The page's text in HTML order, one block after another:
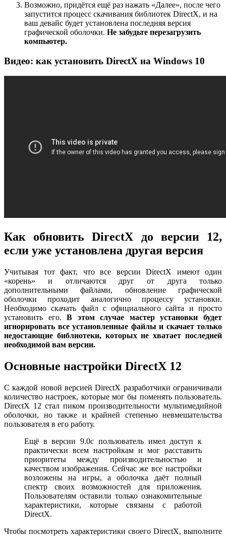
Возможно, придётся ещё раз нажать «Далее», после чего
запустится процесс скачивания библиотек DirectX, и на
ваш девайс будет установлена последняя версия
графической оболочки. Не забудьте перезагрузить
компьютер.
Видео: как установить DirectX на Windows 10
Как обновить DirectX до версии 12,
если уже установлена другая версия
Учитывая тот факт, что все версии DirectX имеют один
«корень» и отличаются друг от друга только
дополнительными файлами, обновление графической
оболочки проходит аналогично процессу установки.
Необходимо скачать файл с официального сайта и просто
установить его.В этом случае мастер установки будет
игнорировать все установленные файлы и скачает только
недостающие библиотеки, которых не хватает последней
необходимой вам версии.
Основные настройки DirectX 12
С каждой новой версией DirectX разработчики ограничивали
количество настроек, которые мог бы поменять пользователь.
DirectX 12 стал пиком производительности мультимедийной
оболочки, но также и крайней степенью невмешательства
пользователя в его работу.
Ещё в версии 9.0с пользователь имел доступ к
практически всем настройкам и мог расставить
приоритеты между производительностью и
качеством изображения. Сейчас же все настройки
возложены на игры, а оболочка даёт полный
спектр своих возможностей для приложения.
Пользователям оставили только ознакомительные
характеристики, которые связаны с работой
DirectX.
Чтобы посмотреть характеристики своего DirectX, выполните